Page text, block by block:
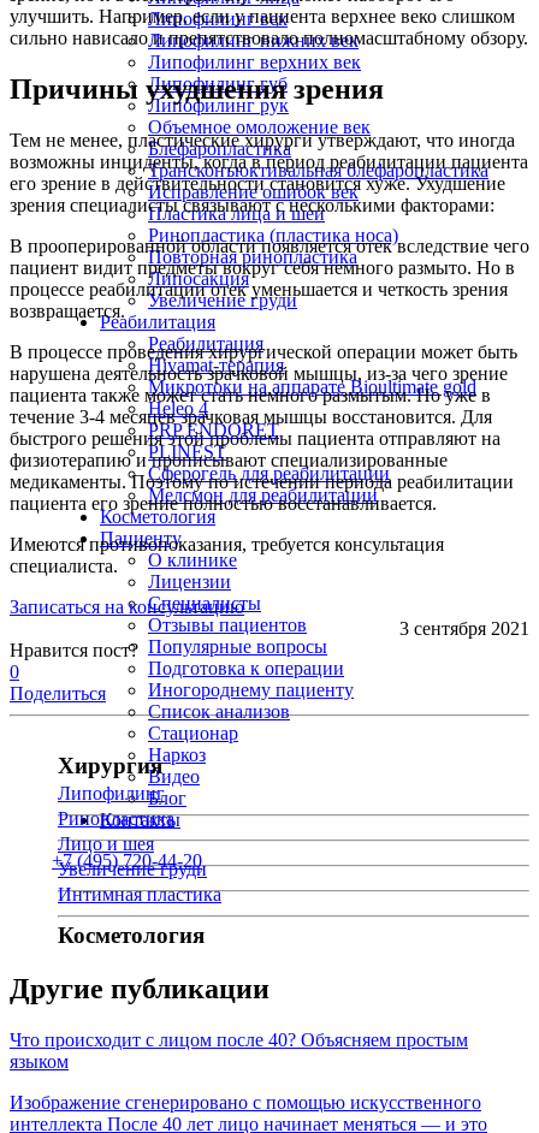
Липофилинг век
Липофилинг нижних век
Липофилинг верхних век
Липофилинг губ
Липофилинг рук
Объемное омоложение век
Блефаропластика
Трансконъюктивальная блефаропластика
Исправление ошибок век
Пластика лица и шеи
Ринопластика (пластика носа)
Повторная ринопластика
Липосакция
Увеличение груди
Реабилитация
Реабилитация
Hivamat-терапия
Микротоки на аппарате Bioultimate gold
Heleo 4
PRP ENDORET
PLINEST
Сферогель для реабилитации
Мелсмон для реабилитации
Косметология
Пациенту
О клинике
Лицензии
Специалисты
Отзывы пациентов
Популярные вопросы
Подготовка к операции
Иногороднему пациенту
Список анализов
Стационар
Наркоз
Видео
Блог
Контакты
+7 (495) 720-44-20
улучшить. Например, если у пациента верхнее веко слишком
сильно нависало и препятствовало полномасштабному обзору.
Причины ухудшения зрения
Тем не менее, пластические хирурги утверждают, что иногда
возможны инциденты, когда в период реабилитации пациента
его зрение в действительности становится хуже. Ухудшение
зрения специалисты связывают с несколькими факторами:
В прооперированной области появляется отек вследствие чего
пациент видит предметы вокруг себя немного размыто. Но в
процессе реабилитации отек уменьшается и четкость зрения
возвращается.
В процессе проведения хирургической операции может быть
нарушена деятельность зрачковой мышцы, из-за чего зрение
пациента также может стать немного размытым. Но уже в
течение 3-4 месяцев зрачковая мышцы восстановится. Для
быстрого решения этой проблемы пациента отправляют на
физиотерапию и прописывают специализированные
медикаменты. Поэтому по истечении периода реабилитации
пациента его зрение полностью восстанавливается.
Имеются противопоказания, требуется консультация
специалиста.
Записаться на консультацию
3 сентября 2021
Нравится пост?
0
Поделиться
Хирургия
Липофилинг
Ринопластика
Лицо и шея
Увеличение груди
Интимная пластика
Косметология
Другие публикации
Что происходит с лицом после 40? Объясняем простым
языком
Изображение сгенерировано с помощью искусственного
интеллекта После 40 лет лицо начинает меняться — и это